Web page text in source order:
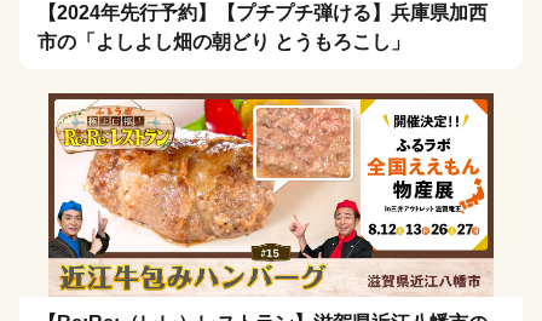
【2024年先行予約】【プチプチ弾ける】兵庫県加西
市の「よしよし畑の朝どり とうもろこし」